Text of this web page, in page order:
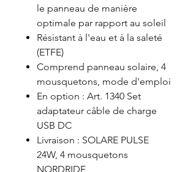
le panneau de manière
optimale par rapport au soleil
Résistant à l'eau et à la saleté
(ETFE)
Comprend panneau solaire, 4
mousquetons, mode d'emploi
En option : Art. 1340 Set
adaptateur câble de charge
USB DC
Livraison : SOLARE PULSE
24W, 4 mousquetons
NORDRIDE